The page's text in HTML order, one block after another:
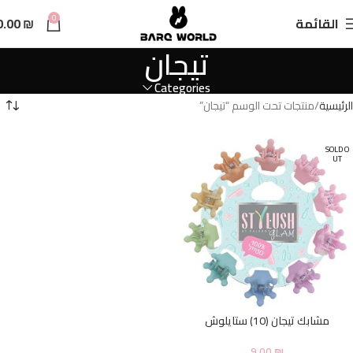
القائمة 0
₪
تيجان
Categories
الرئيسية منتجات تحت الوسم “تيجان”
SOLD O
UT
مشابك تيجان (10) ستايلوش